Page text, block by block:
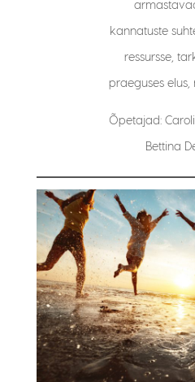
kannatuste
ressursse,
praeguses
Õpetajad:
Bettina